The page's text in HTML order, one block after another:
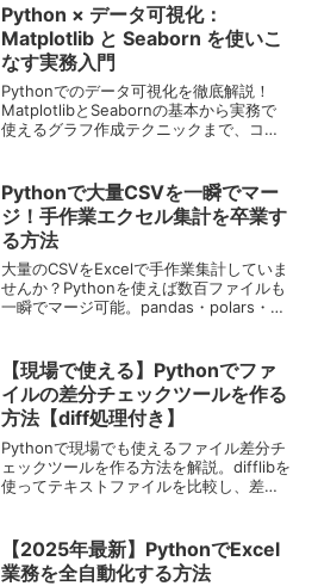
Python × データ可視化：
Matplotlib と Seaborn を使いこ
なす実務入門
Pythonでのデータ可視化を徹底解説！
MatplotlibとSeabornの基本から実務で
使えるグラフ作成テクニックまで、コー
Pythonで大量CSVを一瞬でマー
ジ！手作業エクセル集計を卒業す
る方法
大量のCSVをExcelで手作業集計していま
せんか？Pythonを使えば数百ファイルも
一瞬でマージ可能。pandas・polars・
す。
【現場で使える】Pythonでファ
イルの差分チェックツールを作る
方法【diff処理付き】
Pythonで現場でも使えるファイル差分チ
ェックツールを作る方法を解説。difflibを
使ってテキストファイルを比較し、差分
【2025年最新】PythonでExcel
業務を全自動化する方法